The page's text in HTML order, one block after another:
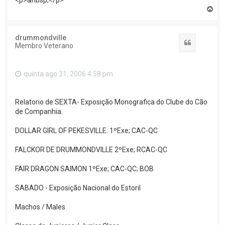
drummondville
Membro Veterano
quinta ago 31, 2006 4:58 pm
Relatorio de SEXTA- Exposição Monografica do Clube do Cão
de Companhia.
DOLLAR GIRL OF PEKESVILLE: 1ºExe; CAC-QC
FALCKOR DE DRUMMONDVILLE 2ºExe; RCAC-QC
FAIR DRAGON SAIMON 1ºExe; CAC-QC; BOB
SABADO - Exposição Nacional do Estoril
Machos / Males